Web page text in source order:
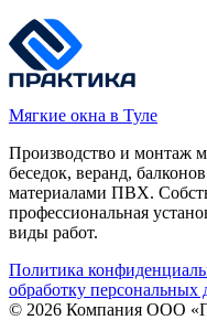
Мягкие окна в Туле
Производство и монтаж
беседок, веранд,
материалами ПВХ.
профессиональная
виды работ.
Политика
обработку персональных
© 2026 Компания ООО